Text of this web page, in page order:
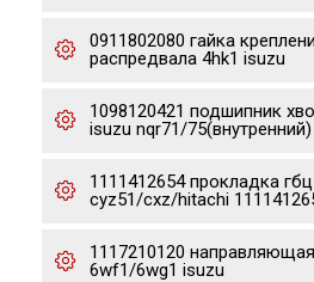
0911802080 гайка
распредвала 4hk1 isuzu
1098120421 подшипник
isuzu nqr71/75(внутренний)
1111412654 прокладка
cyz51/cxz/hitachi
1117210120
6wf1/6wg1 isuzu